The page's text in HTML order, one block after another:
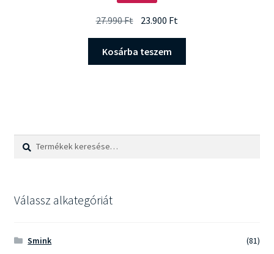
27.990Ft Original
was:
27.990 Ft.
23.900 Ft
23.900 Ft.
Kosárba teszem
Keresés
Keresés
Válassz alkategóriát
Smink
(81)